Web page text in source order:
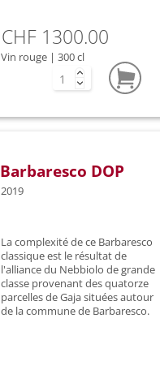
CHF 1300.00
Vin rouge | 300 cl
Barbaresco DOP
2019
La complexité de ce Barbaresco
classique est le résultat de
l'alliance du Nebbiolo de grande
classe provenant des quatorze
parcelles de Gaja situées autour
de la commune de Barbaresco.